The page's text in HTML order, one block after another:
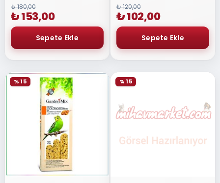
₺ 180,00
₺ 153,00
₺ 120,00
₺ 102,00
% 15 % 15